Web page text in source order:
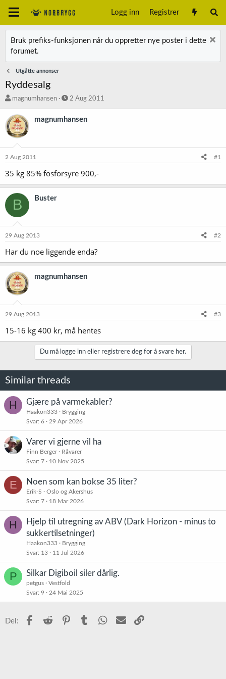
Logg inn Registrer
Bruk prefiks-funksjonen når du oppretter nye poster i dette
forumet.
Utgåtte annonser
Ryddesalg
T
å
d
s
t
r
magnumhansen
S
a
o
2 Aug 2011
magnumhansen
2 Aug 2011 #1
35 kg 85% fosforsyre 900,-
B Buster
29 Aug 2013 #2
Har du noe liggende enda?
magnumhansen
29 Aug 2013 #3
15-16 kg 400 kr, må hentes
Du må logge inn eller registrere deg for å svare her.
Similar threads
H Gjære på varmekabler?
Haakon333
Brygging
Svar 6 29 Apr 2026
Varer vi gjerne vil ha
Finn Berger
Råvarer
Svar 7 10 Nov 2025
E Noen som kan bokse 35 liter?
Erik-S
Oslo og Akershus
Svar 7 18 Mar 2026
H
Hjelp til utregning av ABV (Dark Horizon - minus to
sukkertilsetninger)
Haakon333
Brygging
Svar 13 11 Jul 2026
P Silkar Digiboil siler dårlig.
petgus
Vestfold
Svar 9 24 Mai 2025
Del: Facebook
Reddit PinterestTumblr WhatsApp
E-post